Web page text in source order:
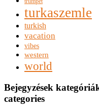
turkaszemle
turkish
vacation
vibes
western
world
Bejegyzések
categories